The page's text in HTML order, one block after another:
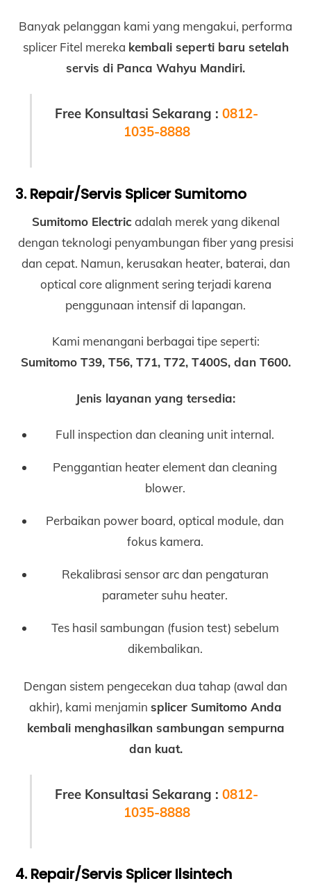
Banyak pelanggan kami yang mengakui, performa
splicer Fitel mereka kembali seperti baru setelah
servis di Panca Wahyu Mandiri.
Free Konsultasi Sekarang : 0812-
1035-8888
3. Repair/Servis Splicer Sumitomo
Sumitomo Electricadalah merek yang dikenal
dengan teknologi penyambungan fiber yang presisi
dan cepat. Namun, kerusakan heater, baterai, dan
optical core alignment sering terjadi karena
penggunaan intensif di lapangan.
Kami menangani berbagai tipe seperti:
Sumitomo T39, T56, T71, T72, T400S, dan T600.
Jenis layanan yang tersedia:
Full inspection dan cleaning unit internal.
Penggantian heater element dan cleaning
blower.
Perbaikan power board, optical module, dan
fokus kamera.
Rekalibrasi sensor arc dan pengaturan
parameter suhu heater.
Tes hasil sambungan (fusion test) sebelum
dikembalikan.
Dengan sistem pengecekan dua tahap (awal dan
akhir), kami menjamin splicer Sumitomo Anda
kembali menghasilkan sambungan sempurna
dan kuat.
Free Konsultasi Sekarang : 0812-
1035-8888
4. Repair/Servis Splicer Ilsintech